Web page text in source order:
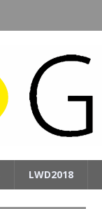
LWD2018